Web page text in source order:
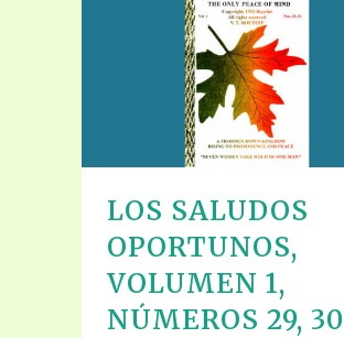
LOS SALUDOS
OPORTUNOS,
VOLUMEN 1,
NÚMEROS 29, 30